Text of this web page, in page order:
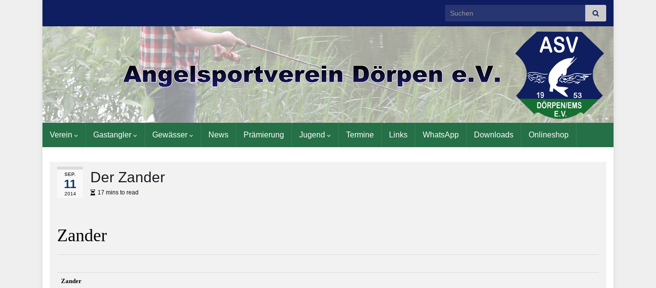
Search for:
Verein Gastangler Gewässer News Prämierung Jugend Termine Links WhatsApp Downloads Onlineshop
SEP.
11
2014
Der Zander
17 mins to read
Zander
Zander